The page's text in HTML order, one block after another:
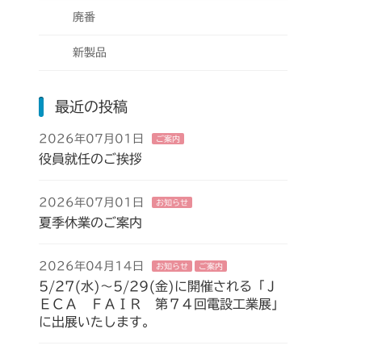
廃番
新製品
最近の投稿
2026年07月01日 ご案内
役員就任のご挨拶
2026年07月01日 お知らせ
夏季休業のご案内
2026年04月14日 お知らせ ご案内
5/27(水)～5/29(金)に開催される「Ｊ
ＥＣＡ ＦＡＩＲ 第７４回電設工業展」
に出展いたします。